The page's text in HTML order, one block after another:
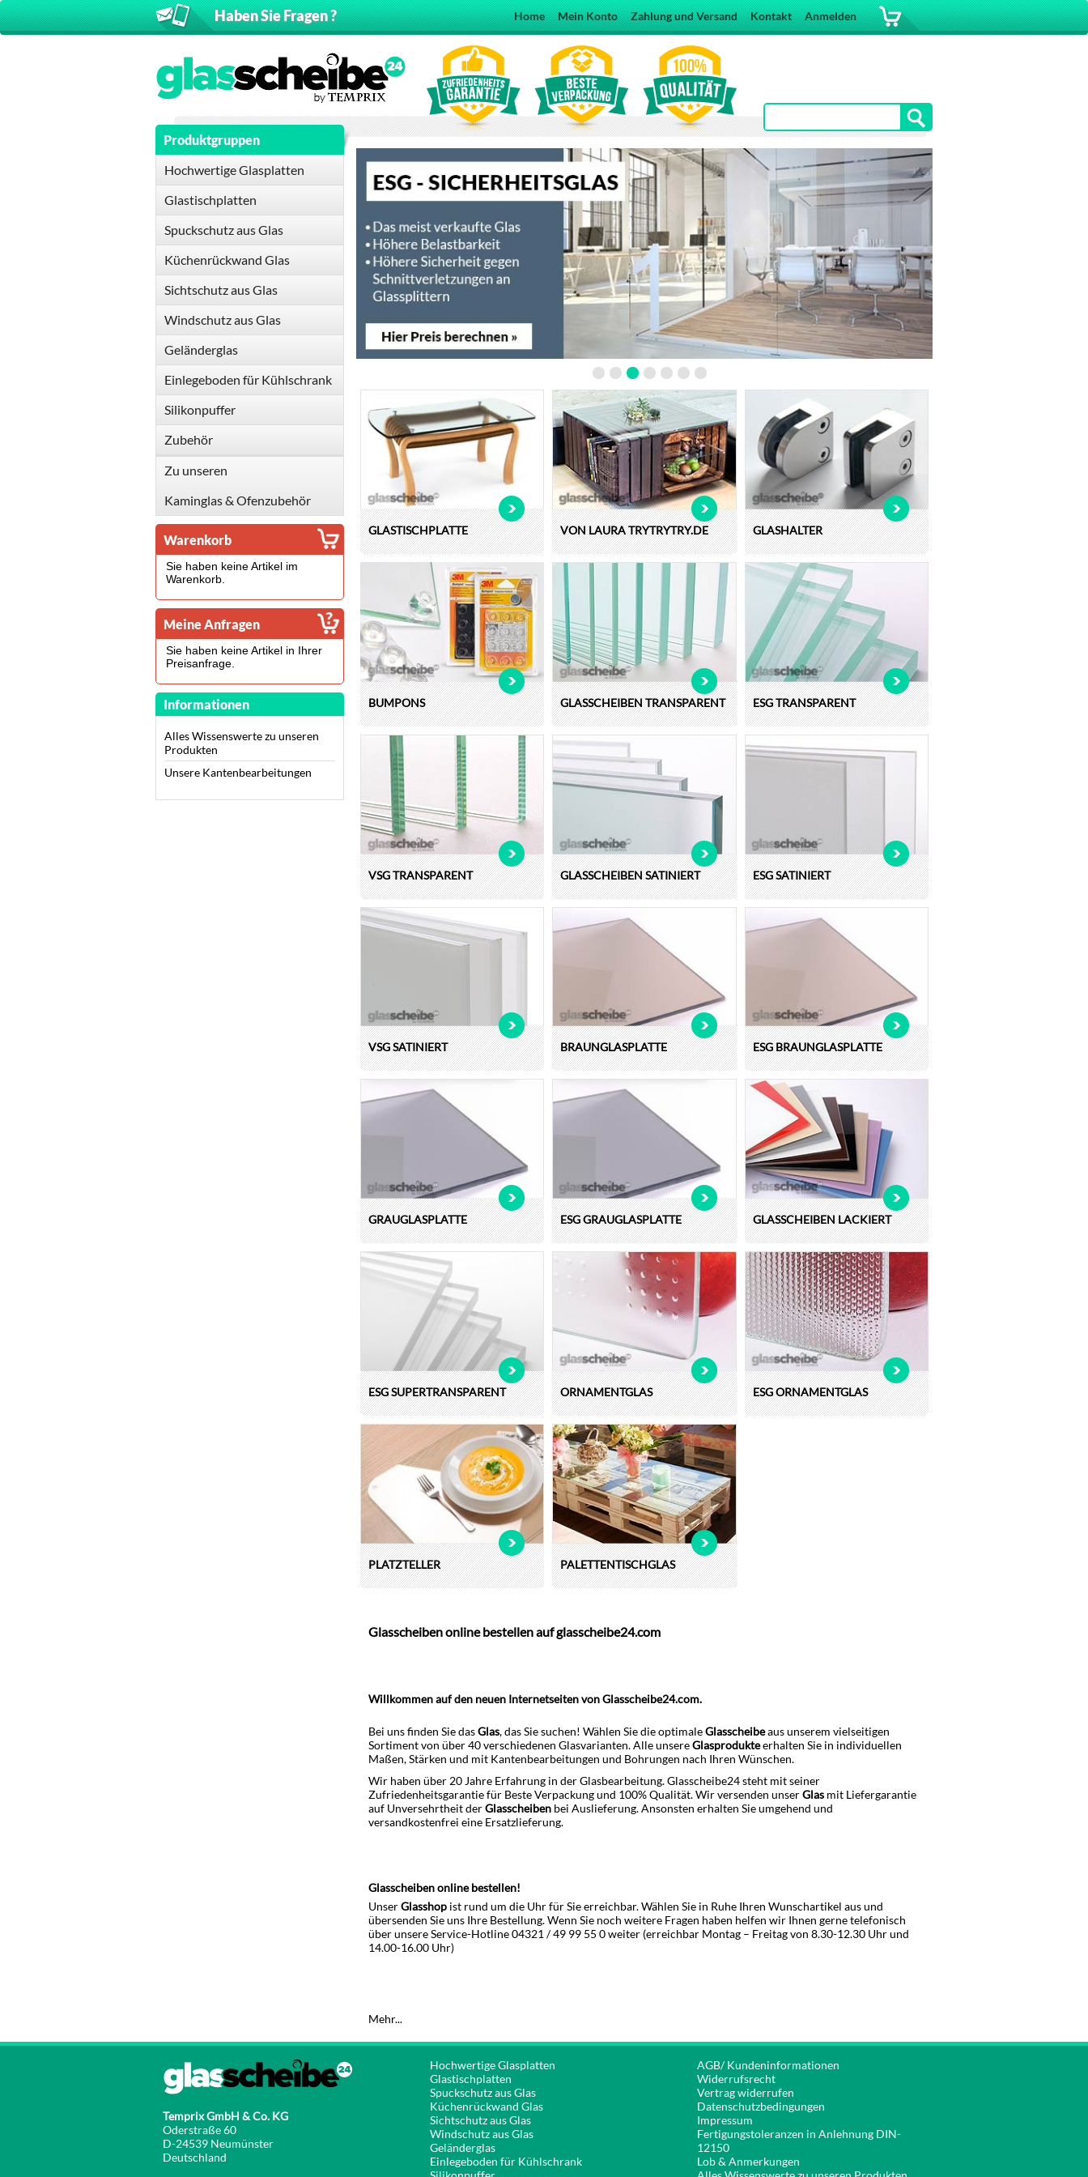
Haben Sie Fragen ? Home Mein Konto Zahlung und Versand Kontakt Anmelden
Produktgruppen
Hochwertige Glasplatten
Glastischplatten
Spuckschutz aus Glas
Küchenrückwand Glas
Sichtschutz aus Glas
Windschutz aus Glas
Geländerglas
Einlegeboden für Kühlschrank
Silikonpuffer
Zubehör
Zu unseren
Kaminglas & Ofenzubehör
Warenkorb
Sie haben keine Artikel im
Warenkorb.
Meine Anfragen
Sie haben keine Artikel in Ihrer
Preisanfrage.
Informationen
Alles Wissenswerte zu unseren
Produkten
Unsere Kantenbearbeitungen
GLASTISCHPLATTE VON LAURA TRYTRYTRY.DE GLASHALTER
BUMPONS GLASSCHEIBEN TRANSPARENT ESG TRANSPARENT
VSG TRANSPARENT GLASSCHEIBEN SATINIERT ESG SATINIERT
VSG SATINIERT BRAUNGLASPLATTE ESG BRAUNGLASPLATTE
GRAUGLASPLATTE ESG GRAUGLASPLATTE GLASSCHEIBEN LACKIERT
ESG SUPERTRANSPARENT ORNAMENTGLAS ESG ORNAMENTGLAS
PLATZTELLER PALETTENTISCHGLAS
Glasscheiben online bestellen auf glasscheibe24.com
Willkommen auf den neuen Internetseiten von Glasscheibe24.com.
Bei uns finden Sie dasGlas, das Sie suchen! Wählen Sie die optimaleGlasscheibeaus unserem vielseitigen
Sortiment von über 40 verschiedenen Glasvarianten. Alle unsereGlasprodukteerhalten Sie in individuellen
Maßen, Stärken und mit Kantenbearbeitungen und Bohrungen nach Ihren Wünschen.
Wir haben über 20 Jahre Erfahrung in der Glasbearbeitung. Glasscheibe24 steht mit seiner
Zufriedenheitsgarantie für Beste Verpackung und 100% Qualität. Wir versenden unserGlasmit Liefergarantie
auf Unversehrtheit derGlasscheibenbei Auslieferung. Ansonsten erhalten Sie umgehend und
versandkostenfrei eine Ersatzlieferung.
Glasscheiben online bestellen!
UnserGlasshopist rund um die Uhr für Sie erreichbar. Wählen Sie in Ruhe Ihren Wunschartikel aus und
übersenden Sie uns Ihre Bestellung. Wenn Sie noch weitere Fragen haben helfen wir Ihnen gerne telefonisch
über unsere Service-Hotline 04321 / 49 99 55 0 weiter (erreichbar Montag – Freitag von 8.30-12.30 Uhr und
14.00-16.00 Uhr)
Mehr...
Temprix GmbH & Co. KG
Oderstraße 60
D-24539 Neumünster
Deutschland
Hochwertige Glasplatten
Glastischplatten
Spuckschutz aus Glas
Küchenrückwand Glas
Sichtschutz aus Glas
Windschutz aus Glas
Geländerglas
Einlegeboden für Kühlschrank
AGB/ Kundeninformationen
Widerrufsrecht
Vertrag widerrufen
Datenschutzbedingungen
Impressum
Fertigungstoleranzen in Anlehnung DIN-
12150
Lob & Anmerkungen